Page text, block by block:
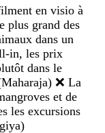
en visio à
plus grand des
dans un
in, les prix
dans le
❌️ La
et de
les excursions